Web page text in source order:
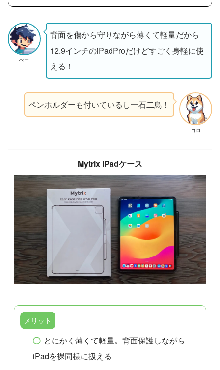
ぺー
背面を傷から守りながら薄くて軽量だから
12.9インチのiPadProだけどすごく身軽に使
える！
コロ
ペンホルダーも付いているし一石二鳥！
Mytrix iPadケース
メリット
とにかく薄くて軽量。背面保護しながら
iPadを裸同様に扱える